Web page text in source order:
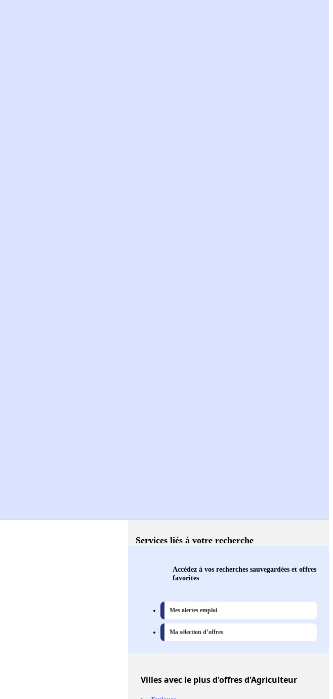
Services liés à votre recherche
Accédez à vos recherches sauvegardées et offres
favorites
Mes alertes emploi
Ma sélection d’offres
Villesavec le plus d'offres d'Agriculteur